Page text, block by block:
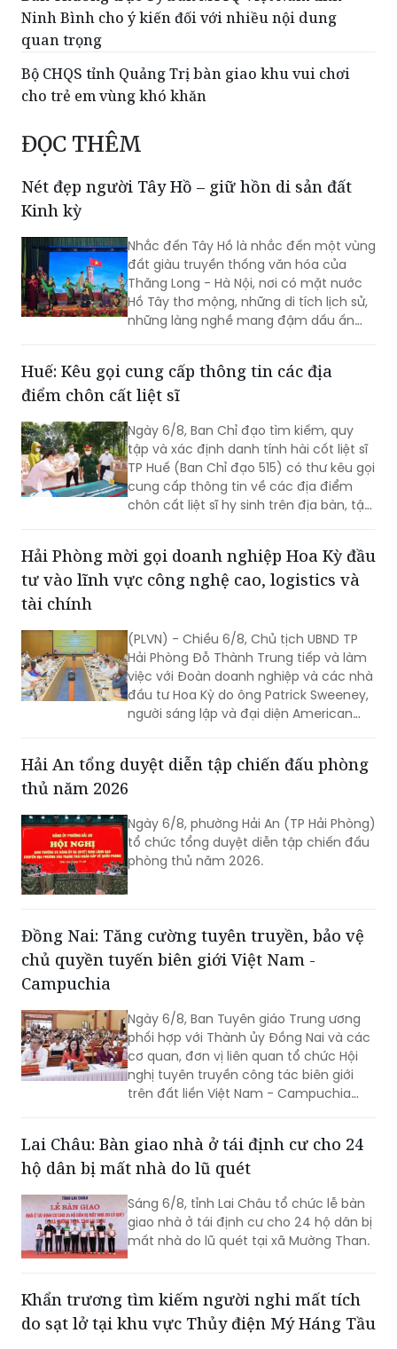
Ninh Bình cho ý kiến đối với nhiều nội dung
quan trọng
Bộ CHQS tỉnh Quảng Trị bàn giao khu vui chơi
cho trẻ em vùng khó khăn
ĐỌC THÊM
Nét đẹp người Tây Hồ – giữ hồn di sản đất
Kinh kỳ
Nhắc đến Tây Hồ là nhắc đến một vùng
đất giàu truyền thống văn hóa của
Thăng Long - Hà Nội, nơi có mặt nước
Hồ Tây thơ mộng, những di tích lịch sử,
những làng nghề mang đậm dấu ấn
nghìn năm văn hiến.
Huế: Kêu gọi cung cấp thông tin các địa
điểm chôn cất liệt sĩ
Ngày 6/8, Ban Chỉ đạo tìm kiếm, quy
tập và xác định danh tính hài cốt liệt sĩ
TP Huế (Ban Chỉ đạo 515) có thư kêu gọi
cung cấp thông tin về các địa điểm
chôn cất liệt sĩ hy sinh trên địa bàn, tập
và khu vực sông Truồi (xã Lộc An).
Hải Phòng mời gọi doanh nghiệp Hoa Kỳ đầu
tư vào lĩnh vực công nghệ cao, logistics và
tài chính
(PLVN) - Chiều 6/8, Chủ tịch UBND TP
Hải Phòng Đỗ Thành Trung tiếp và làm
việc với Đoàn doanh nghiệp và các nhà
đầu tư Hoa Kỳ do ông Patrick Sweeney,
người sáng lập và đại diện American
tìm hiểu cơ hội đầu tư tại Hải Phòng.
Hải An tổng duyệt diễn tập chiến đấu phòng
thủ năm 2026
Ngày 6/8, phường Hải An (TP Hải Phòng)
tổ chức tổng duyệt diễn tập chiến đấu
phòng thủ năm 2026.
Đồng Nai: Tăng cường tuyên truyền, bảo vệ
chủ quyền tuyến biên giới Việt Nam -
Campuchia
Ngày 6/8, Ban Tuyên giáo Trung ương
phối hợp với Thành ủy Đồng Nai và các
cơ quan, đơn vị liên quan tổ chức Hội
nghị tuyên truyền công tác biên giới
trên đất liền Việt Nam - Campuchia
Lai Châu: Bàn giao nhà ở tái định cư cho 24
hộ dân bị mất nhà do lũ quét
Sáng 6/8, tỉnh Lai Châu tổ chức lễ bàn
giao nhà ở tái định cư cho 24 hộ dân bị
mất nhà do lũ quét tại xã Mường Than.
Khẩn trương tìm kiếm người nghi mất tích
do sạt lở tại khu vực Thủy điện Mý Háng Tầu